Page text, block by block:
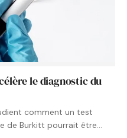
le diagnostic du
comment un test
de Burkitt pourrait être